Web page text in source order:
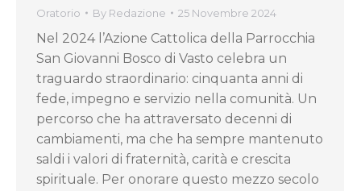
Oratorio By Redazione 25 Novembre 2024
Nel 2024 l’Azione Cattolica della Parrocchia
San Giovanni Bosco di Vasto celebra un
traguardo straordinario: cinquanta anni di
fede, impegno e servizio nella comunità. Un
percorso che ha attraversato decenni di
cambiamenti, ma che ha sempre mantenuto
saldi i valori di fraternità, carità e crescita
spirituale. Per onorare questo mezzo secolo